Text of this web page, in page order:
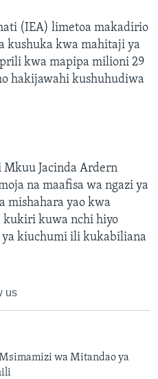
(IEA) limetoa makadirio
kushuka kwa mahitaji ya
kwa mapipa milioni 29
hakijawahi kushuhudiwa
Jacinda Ardern
na maafisa wa ngazi ya
mishahara yao kwa
kukiri kuwa nchi hiyo
kiuchumi ili kukabiliana
us
wa Mitandao ya